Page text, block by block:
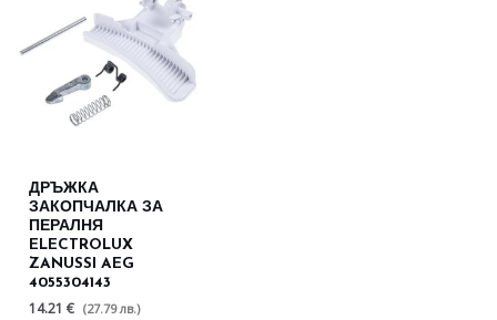
ДРЪЖКА
ЗАКОПЧАЛКА ЗА
ПЕРАЛНЯ
ELECTROLUX
ZANUSSI AEG
4055304143
14.21 € (27.79 лв.)